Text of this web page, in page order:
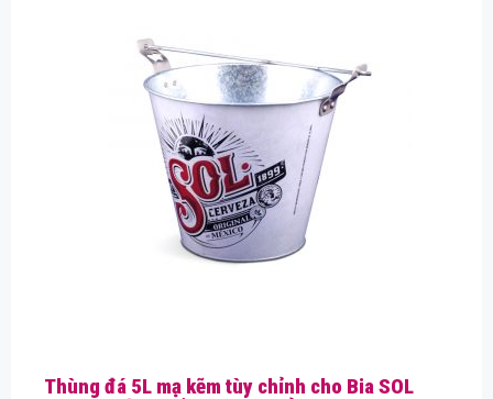
Thùng đá 5L mạ kẽm tùy chỉnh cho Bia SOL